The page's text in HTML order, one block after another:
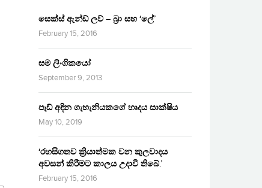
සෙක්ස් ඇන්ඩ් ලව් – බ්‍රා සහ ‘ලේ’
February 15, 2016
සම ලිංගිකයෝ
September 9, 2013
පෑඩ් අඳින ගැහැනියකගේ හෘදය සාක්ෂිය
May 10, 2019
‘රහසිගතව ක්‍රියාත්මක වන කුලවාදය
අවසන් කිරීමට කාලය උදාවී තිබේ.’
February 15, 2016